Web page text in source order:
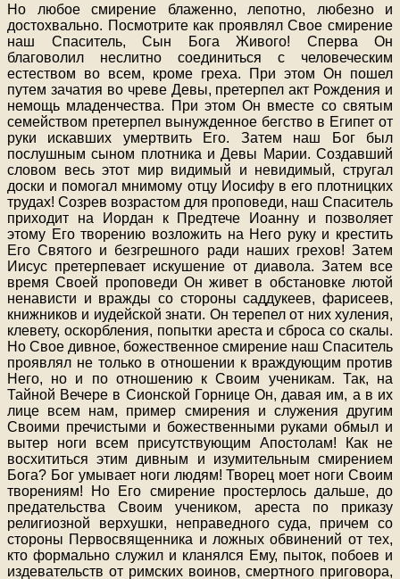
Но любое смирение блаженно, лепотно, любезно и
достохвально. Посмотрите как проявлял Свое смирение
наш Спаситель, Сын Бога Живого! Сперва Он
благоволил неслитно соединиться с человеческим
естеством во всем, кроме греха. При этом Он пошел
путем зачатия во чреве Девы, претерпел акт Рождения и
немощь младенчества. При этом Он вместе со святым
семейством претерпел вынужденное бегство в Египет от
руки искавших умертвить Его. Затем наш Бог был
послушным сыном плотника и Девы Марии. Создавший
словом весь этот мир видимый и невидимый, стругал
доски и помогал мнимому отцу Иосифу в его плотницких
трудах! Созрев возрастом для проповеди, наш Спаситель
приходит на Иордан к Предтече Иоанну и позволяет
этому Его творению возложить на Него руку и крестить
Его Святого и безгрешного ради наших грехов! Затем
Иисус претерпевает искушение от диавола. Затем все
время Своей проповеди Он живет в обстановке лютой
ненависти и вражды со стороны саддукеев, фарисеев,
книжников и иудейской знати. Он терепел от них хуления,
клевету, оскорбления, попытки ареста и сброса со скалы.
Но Свое дивное, божественное смирение наш Спаситель
проявлял не только в отношении к враждующим против
Него, но и по отношению к Своим ученикам. Так, на
Тайной Вечере в Сионской Горнице Он, давая им, а в их
лице всем нам, пример смирения и служения другим
Своими пречистыми и божественными руками обмыл и
вытер ноги всем присутствующим Апостолам! Как не
восхититься этим дивным и изумительным смирением
Бога? Бог умывает ноги людям! Творец моет ноги Своим
творениям! Но Его смирение простерлось дальше, до
предательства Своим учеником, ареста по приказу
религиозной верхушки, неправедного суда, причем со
стороны Первосвященника и ложных обвинений от тех,
кто формально служил и кланялся Ему, пыток, побоев и
издевательств от римских воинов, смертного приговора,